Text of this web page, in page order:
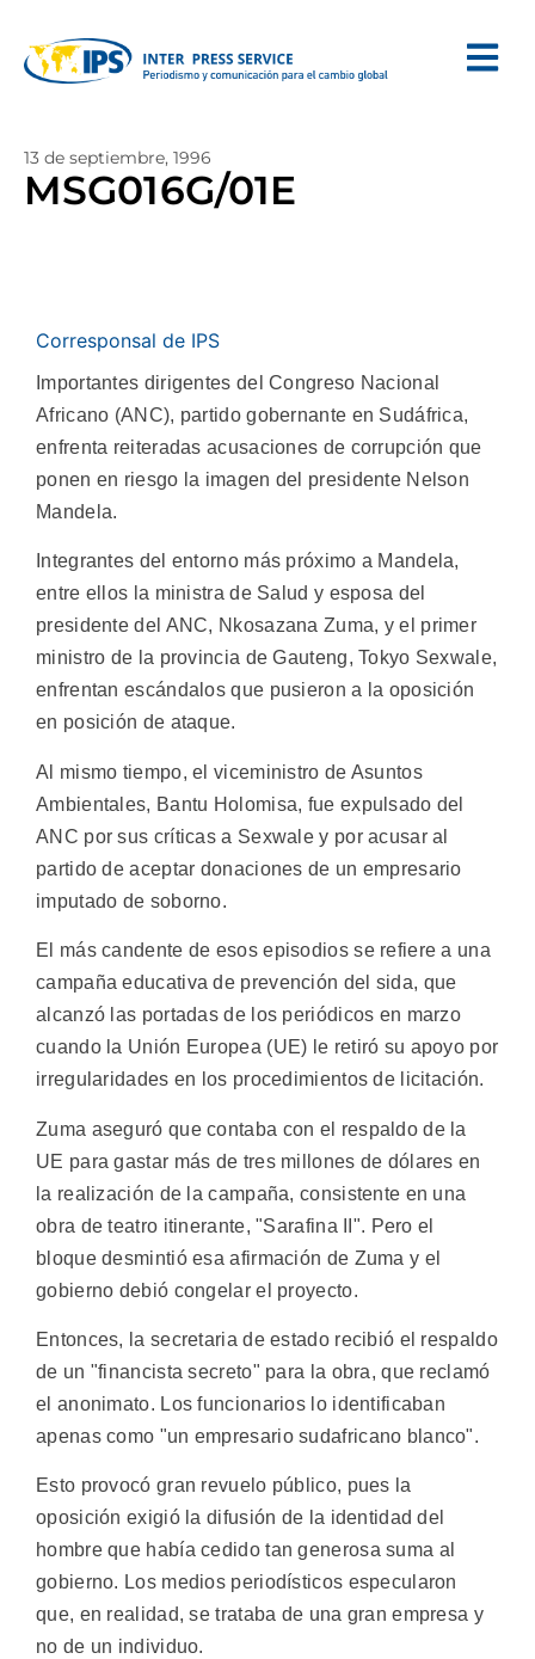
13 de septiembre, 1996
MSG016G/01E
Corresponsal de IPS
Importantes dirigentes del Congreso Nacional
Africano (ANC), partido gobernante en Sudáfrica,
enfrenta reiteradas acusaciones de corrupción que
ponen en riesgo la imagen del presidente Nelson
Mandela.
Integrantes del entorno más próximo a Mandela,
entre ellos la ministra de Salud y esposa del
presidente del ANC, Nkosazana Zuma, y el primer
ministro de la provincia de Gauteng, Tokyo Sexwale,
enfrentan escándalos que pusieron a la oposición
en posición de ataque.
Al mismo tiempo, el viceministro de Asuntos
Ambientales, Bantu Holomisa, fue expulsado del
ANC por sus críticas a Sexwale y por acusar al
partido de aceptar donaciones de un empresario
imputado de soborno.
El más candente de esos episodios se refiere a una
campaña educativa de prevención del sida, que
alcanzó las portadas de los periódicos en marzo
cuando la Unión Europea (UE) le retiró su apoyo por
irregularidades en los procedimientos de licitación.
Zuma aseguró que contaba con el respaldo de la
UE para gastar más de tres millones de dólares en
la realización de la campaña, consistente en una
obra de teatro itinerante, "Sarafina II". Pero el
bloque desmintió esa afirmación de Zuma y el
gobierno debió congelar el proyecto.
Entonces, la secretaria de estado recibió el respaldo
de un "financista secreto" para la obra, que reclamó
el anonimato. Los funcionarios lo identificaban
apenas como "un empresario sudafricano blanco".
Esto provocó gran revuelo público, pues la
oposición exigió la difusión de la identidad del
hombre que había cedido tan generosa suma al
gobierno. Los medios periodísticos especularon
que, en realidad, se trataba de una gran empresa y
no de un individuo.